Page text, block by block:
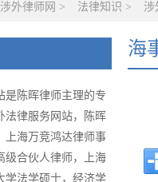
涉外律师网 > 法律知识 > 涉
是陈晖律师主理的专
法律服务网站，陈晖
上海万竞鸿达律师事
级合伙人律师，上海
学法学硕士，经济学
海